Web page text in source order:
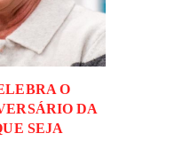
O
DA
SEJA